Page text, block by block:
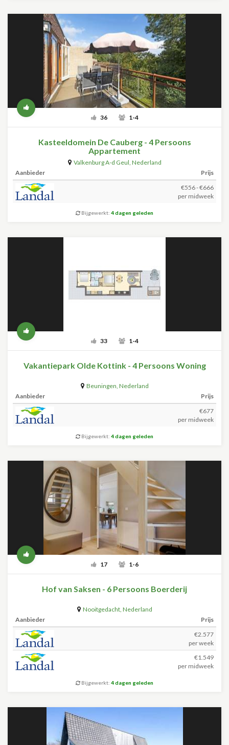
36 1-4
Kasteeldomein De Cauberg - 4 Persoons
Appartement
Valkenburg A-d Geul, Nederland
Aanbieder
Prijs
€556 - €666
per midweek
Bijgewerkt: 4 dagen geleden
33 1-4
Vakantiepark Olde Kottink - 4 Persoons Woning
Beuningen, Nederland
Aanbieder
Prijs
€677
per midweek
Bijgewerkt: 4 dagen geleden
17 1-6
Hof van Saksen - 6 Persoons Boerderij
Nooitgedacht, Nederland
Aanbieder
Prijs
€2.577
per week
€1.549
per midweek
Bijgewerkt: 4 dagen geleden